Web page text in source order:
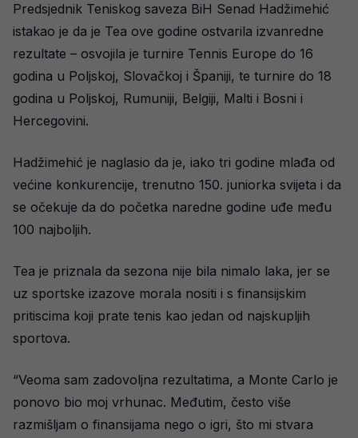
Predsjednik Teniskog saveza BiH Senad Hadžimehić
istakao je da je Tea ove godine ostvarila izvanredne
rezultate – osvojila je turnire Tennis Europe do 16
godina u Poljskoj, Slovačkoj i Španiji, te turnire do 18
godina u Poljskoj, Rumuniji, Belgiji, Malti i Bosni i
Hercegovini.
Hadžimehić je naglasio da je, iako tri godine mlađa od
većine konkurencije, trenutno 150. juniorka svijeta i da
se očekuje da do početka naredne godine uđe među
100 najboljih.
Tea je priznala da sezona nije bila nimalo laka, jer se
uz sportske izazove morala nositi i s finansijskim
pritiscima koji prate tenis kao jedan od najskupljih
sportova.
“Veoma sam zadovoljna rezultatima, a Monte Carlo je
ponovo bio moj vrhunac. Međutim, često više
razmišljam o finansijama nego o igri, što mi stvara